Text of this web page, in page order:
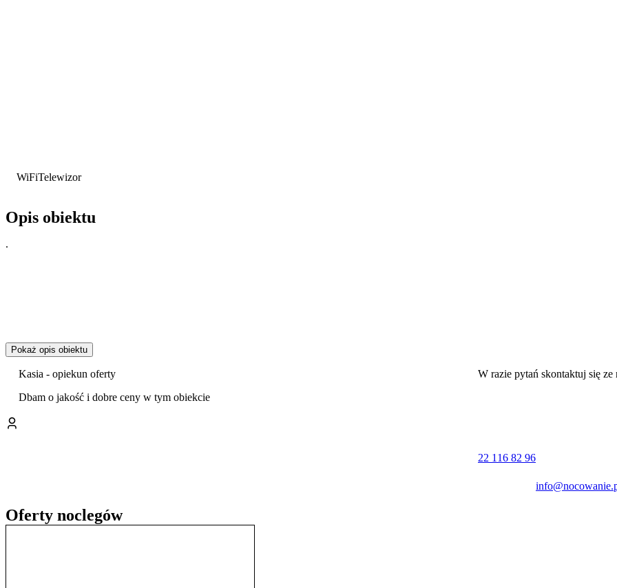
WiFiTelewizor
Opis obiektu
.
Pokaż opis obiektu
Kasia - opiekun oferty
Dbam o jakość i dobre ceny w tym obiekcie
W razie pytań skontaktuj się ze
22 116 82 96
Oferty noclegów